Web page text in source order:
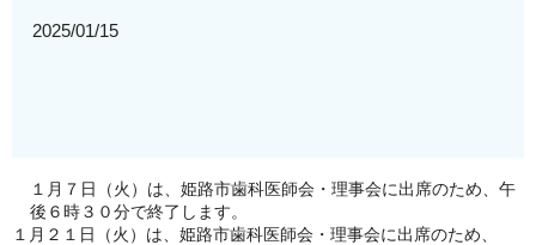
2025/01/15
１月７日（火）は、姫路市歯科医師会・理事会に出席のため、午
後６時３０分で終了します。
１月２１日（火）は、姫路市歯科医師会・理事会に出席のため、